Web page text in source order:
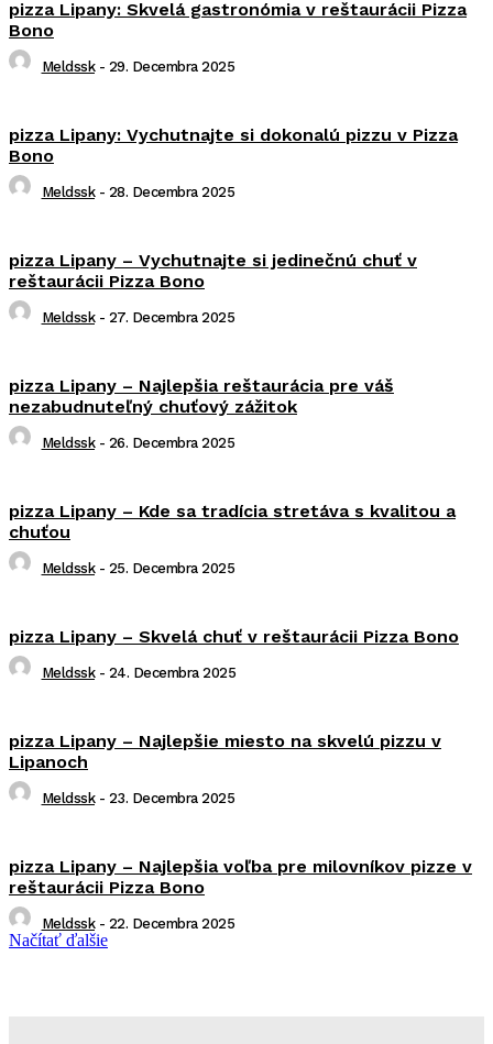
pizza Lipany: Skvelá gastronómia v reštaurácii Pizza
Bono
Meldssk - 29. Decembra 2025
pizza Lipany: Vychutnajte si dokonalú pizzu v Pizza
Bono
Meldssk - 28. Decembra 2025
pizza Lipany – Vychutnajte si jedinečnú chuť v
reštaurácii Pizza Bono
Meldssk - 27. Decembra 2025
pizza Lipany – Najlepšia reštaurácia pre váš
nezabudnuteľný chuťový zážitok
Meldssk - 26. Decembra 2025
pizza Lipany – Kde sa tradícia stretáva s kvalitou a
chuťou
Meldssk - 25. Decembra 2025
pizza Lipany – Skvelá chuť v reštaurácii Pizza Bono
Meldssk - 24. Decembra 2025
pizza Lipany – Najlepšie miesto na skvelú pizzu v
Lipanoch
Meldssk - 23. Decembra 2025
pizza Lipany – Najlepšia voľba pre milovníkov pizze v
reštaurácii Pizza Bono
Meldssk - 22. Decembra 2025
Načítať ďalšie